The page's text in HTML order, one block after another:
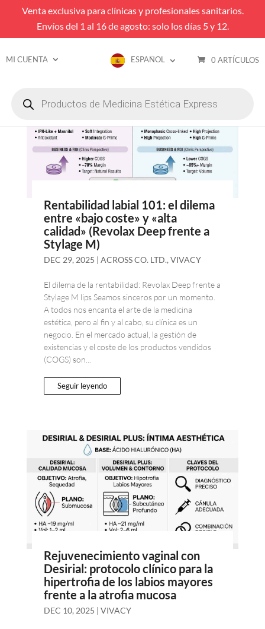
Venta exclusiva para clínicas y profesionales sanitarios.
Envíos del 1 al 16 de agosto: solo los días 5 y 12.
MI CUENTA ESPAÑOL 0 ARTÍCULOS
productos
Rentabilidad labial 101: el dilema
entre «bajo coste» y «alta
calidad» (Revolax Deep frente a
Stylage M)
DEC 29, 2025 | ACROSS CO. LTD., VIVACY
El dilema de la rentabilidad: Revolax Deep frente a
Stylage M lips Seamos sinceros por un momento.
A todos nos encanta el arte de la medicina
estética, pero al fin y al cabo, su clínica es un
negocio. En el mercado actual, la gestión de
existencias y el coste de los productos vendidos
(COGS) son...
Seguir leyendo
Rejuvenecimiento vaginal con
Desirial: protocolo clínico para la
hipertrofia de los labios mayores
frente a la atrofia mucosa
DEC 10, 2025 | VIVACY